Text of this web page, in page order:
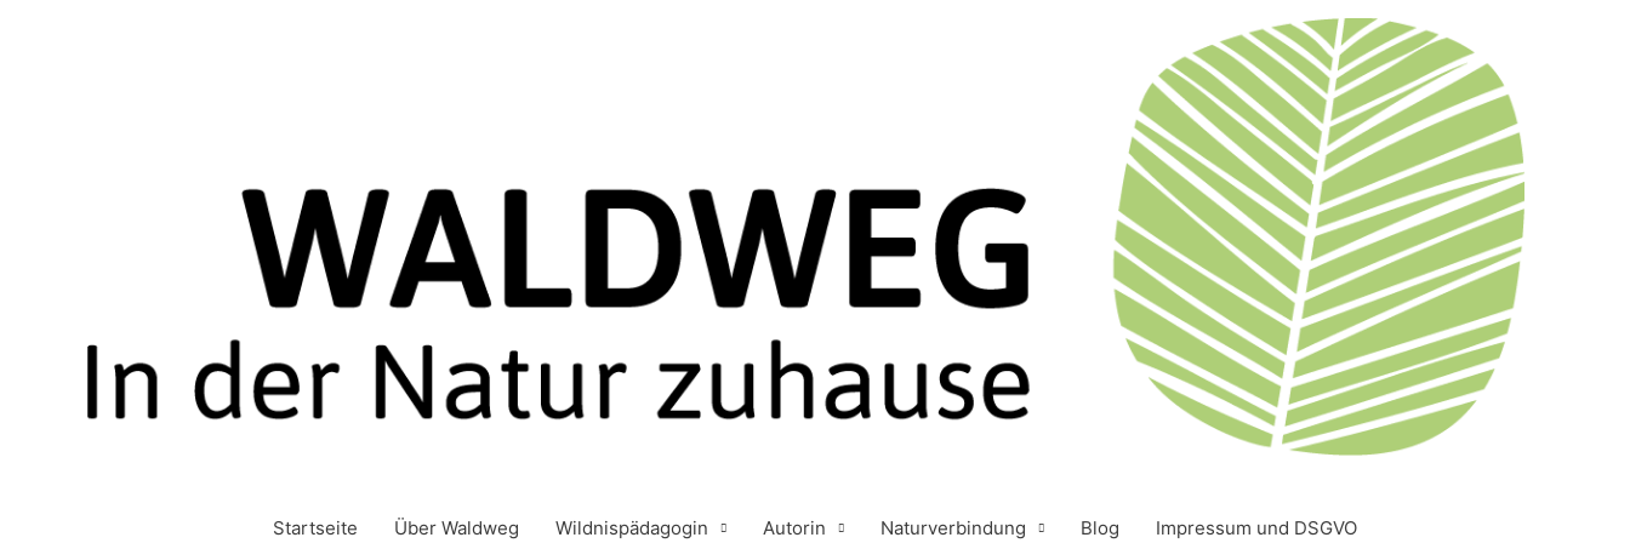
Startseite Über Waldweg Wildnispädagogin Autorin Naturverbindung Blog Impressum und DSGVO